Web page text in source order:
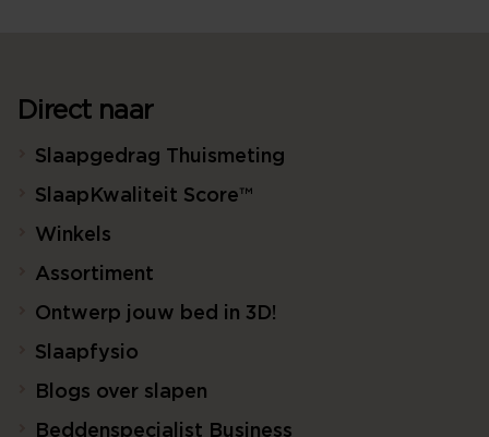
Direct naar
Slaapgedrag Thuismeting
SlaapKwaliteit Score™
Winkels
Assortiment
Ontwerp jouw bed in 3D!
Slaapfysio
Blogs over slapen
Beddenspecialist Business